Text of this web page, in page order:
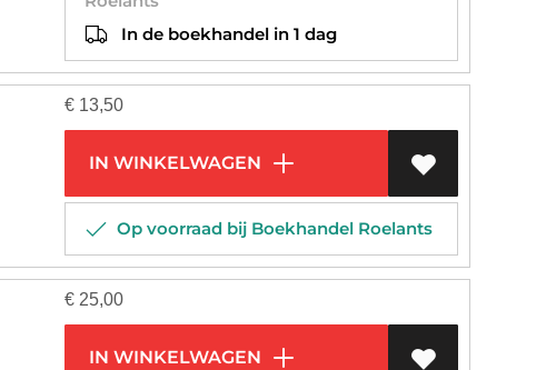
In de boekhandel in 1 dag
€ 13,50
IN WINKELWAGEN
Op voorraad bij Boekhandel Roelants
€ 25,00
IN WINKELWAGEN